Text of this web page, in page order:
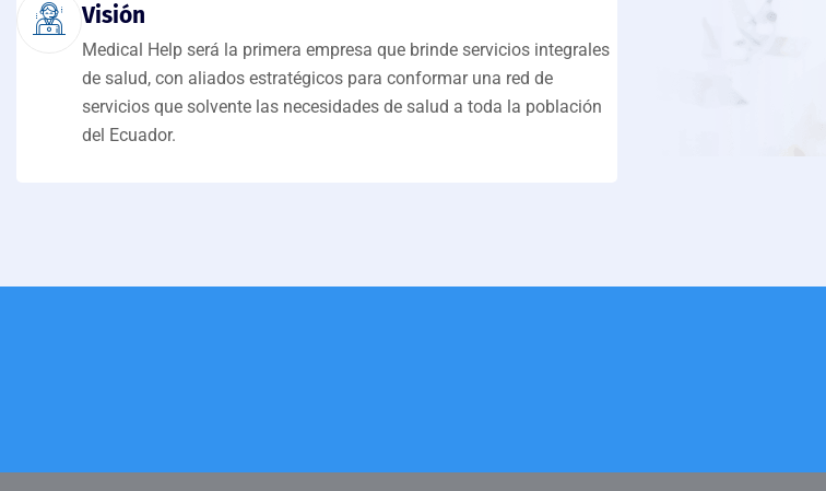
Visión
Medical Help será la primera empresa que brinde servicios integrales
de salud, con aliados estratégicos para conformar una red de
servicios que solvente las necesidades de salud a toda la población
del Ecuador.